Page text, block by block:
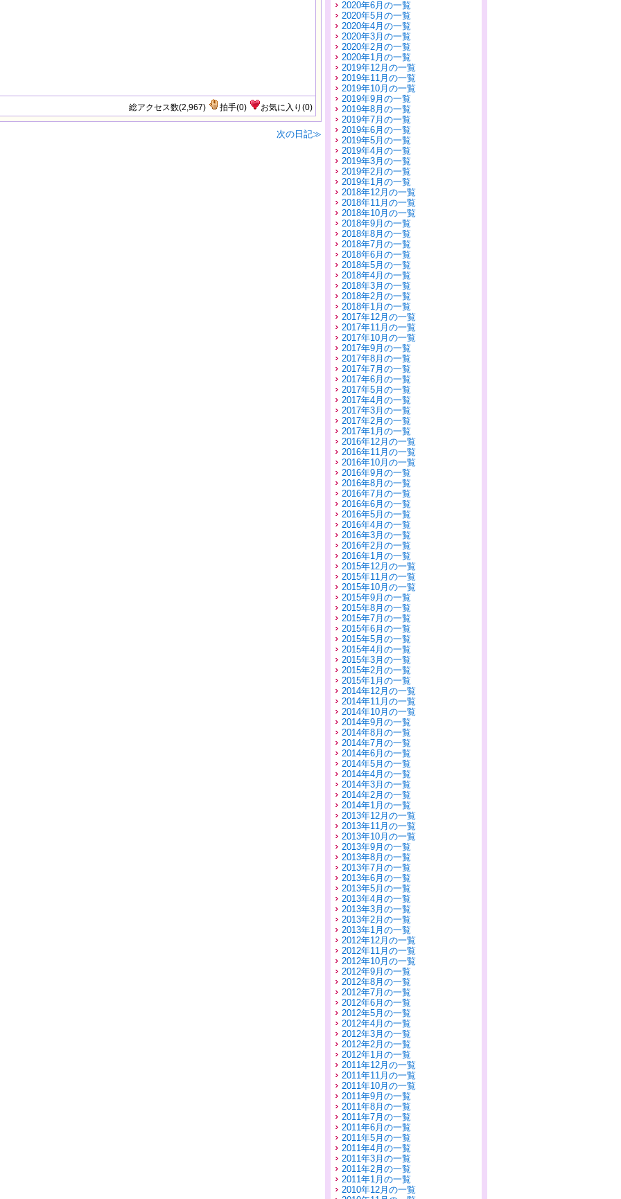
総アクセス数(2,967) 拍手(0) お気に入り (0)
次の日記≫
2020年6月の一覧
2020年5月の一覧
2020年4月の一覧
2020年3月の一覧
2020年2月の一覧
2020年1月の一覧
2019年12月の一覧
2019年11月の一覧
2019年10月の一覧
2019年9月の一覧
2019年8月の一覧
2019年7月の一覧
2019年6月の一覧
2019年5月の一覧
2019年4月の一覧
2019年3月の一覧
2019年2月の一覧
2019年1月の一覧
2018年12月の一覧
2018年11月の一覧
2018年10月の一覧
2018年9月の一覧
2018年8月の一覧
2018年7月の一覧
2018年6月の一覧
2018年5月の一覧
2018年4月の一覧
2018年3月の一覧
2018年2月の一覧
2018年1月の一覧
2017年12月の一覧
2017年11月の一覧
2017年10月の一覧
2017年9月の一覧
2017年8月の一覧
2017年7月の一覧
2017年6月の一覧
2017年5月の一覧
2017年4月の一覧
2017年3月の一覧
2017年2月の一覧
2017年1月の一覧
2016年12月の一覧
2016年11月の一覧
2016年10月の一覧
2016年9月の一覧
2016年8月の一覧
2016年7月の一覧
2016年6月の一覧
2016年5月の一覧
2016年4月の一覧
2016年3月の一覧
2016年2月の一覧
2016年1月の一覧
2015年12月の一覧
2015年11月の一覧
2015年10月の一覧
2015年9月の一覧
2015年8月の一覧
2015年7月の一覧
2015年6月の一覧
2015年5月の一覧
2015年4月の一覧
2015年3月の一覧
2015年2月の一覧
2015年1月の一覧
2014年12月の一覧
2014年11月の一覧
2014年10月の一覧
2014年9月の一覧
2014年8月の一覧
2014年7月の一覧
2014年6月の一覧
2014年5月の一覧
2014年4月の一覧
2014年3月の一覧
2014年2月の一覧
2014年1月の一覧
2013年12月の一覧
2013年11月の一覧
2013年10月の一覧
2013年9月の一覧
2013年8月の一覧
2013年7月の一覧
2013年6月の一覧
2013年5月の一覧
2013年4月の一覧
2013年3月の一覧
2013年2月の一覧
2013年1月の一覧
2012年12月の一覧
2012年11月の一覧
2012年10月の一覧
2012年9月の一覧
2012年8月の一覧
2012年7月の一覧
2012年6月の一覧
2012年5月の一覧
2012年4月の一覧
2012年3月の一覧
2012年2月の一覧
2012年1月の一覧
2011年12月の一覧
2011年11月の一覧
2011年10月の一覧
2011年9月の一覧
2011年8月の一覧
2011年7月の一覧
2011年6月の一覧
2011年5月の一覧
2011年4月の一覧
2011年3月の一覧
2011年2月の一覧
2011年1月の一覧
2010年12月の一覧